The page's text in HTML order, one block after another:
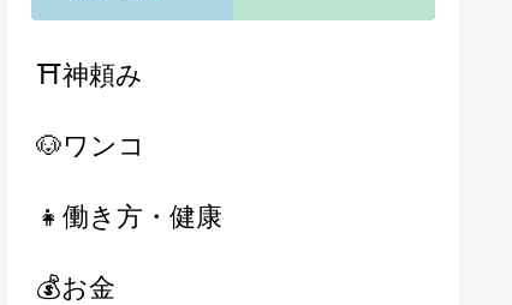
⛩神頼み
🐶ワンコ
👧働き方・健康
💰お金